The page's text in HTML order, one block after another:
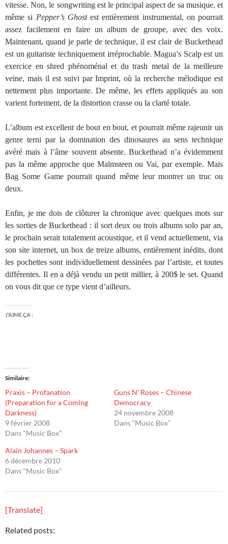
vitesse. Non, le songwriting est le principal aspect de sa musique, et
même si Pepper’s Ghostest entièrement instrumental, on pourrait
assez facilement en faire un album de groupe, avec des voix.
Maintenant, quand je parle de technique, il est clair de Buckethead
est un guitariste techniquement irréprochable. Magua’s Scalp est un
exercice en shred phénoménal et du trash metal de la meilleure
veine, mais il est suivi par Imprint, où la recherche mélodique est
nettement plus importante. De même, les effets appliqués au son
varient fortement, de la distortion crasse ou la clarté totale.
L’album est excellent de bout en bout, et pourrait même rajeunir un
genre terni par la domination des dinosaures au sens technique
avéré mais à l’âme souvent absente. Buckethead n’a évidemment
pas la même approche que Malmsteen ou Vai, par exemple. Mais
Bag Some Game pourrait quand même leur montrer un truc ou
deux.
Enfin, je me dois de clôturer la chronique avec quelques mots sur
les sorties de Buckethead : il sort deux ou trois albums solo par an,
le prochain serait totalement acoustique, et il vend actuellement, via
son site internet, un box de treize albums, entièrement inédits, dont
les pochettes sont individuellement dessinées par l’artiste, et toutes
différentes. Il en a déjà vendu un petit millier, à 200$ le set. Quand
on vous dit que ce type vient d’ailleurs.
J’AIME ÇA :
Similaire
Praxis – Profanation
(Preparation for a Coming
Darkness)
9 février 2008
Dans "Music Box"
Guns N’ Roses – Chinese
Democracy
24 novembre 2008
Dans "Music Box"
Alain Johannes – Spark
6 décembre 2010
Dans "Music Box"
[Translate]
Related posts: